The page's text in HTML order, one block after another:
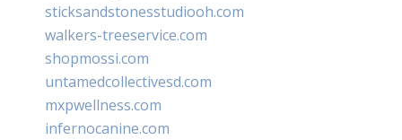
sticksandstonesstudiooh.com
walkers-treeservice.com
shopmossi.com
untamedcollectivesd.com
mxpwellness.com
infernocanine.com